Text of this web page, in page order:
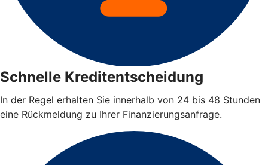
Schnelle Kreditentscheidung
In der Regel erhalten Sie innerhalb von 24 bis 48 Stunden
eine Rückmeldung zu Ihrer Finanzierungsanfrage.